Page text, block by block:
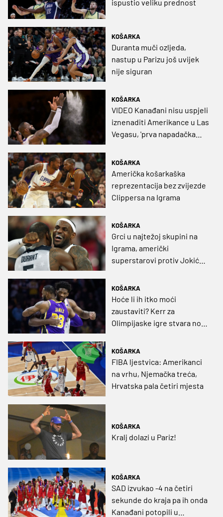
ispustio veliku prednost
KOŠARKA
Duranta muči ozljeda,
nastup u Parizu još uvijek
nije siguran
KOŠARKA
VIDEO Kanađani nisu uspjeli
iznenaditi Amerikance u Las
Vegasu, 'prva napadačka
KOŠARKA
Američka košarkaška
reprezentacija bez zvijezde
Clippersa na Igrama
KOŠARKA
Grci u najtežoj skupini na
Igrama, američki
superstarovi protiv Jokića i
KOŠARKA
Hoće li ih itko moći
zaustaviti? Kerr za
Olimpijaske igre stvara novi
KOŠARKA
FIBA ljestvica: Amerikanci
na vrhu, Njemačka treća,
Hrvatska pala četiri mjesta
KOŠARKA
Kralj dolazi u Pariz!
KOŠARKA
SAD izvukao -4 na četiri
sekunde do kraja pa ih onda
Kanađani potopili u